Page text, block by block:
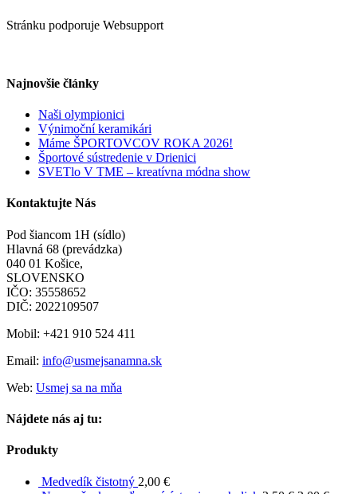
Stránku podporuje Websupport
Najnovšie články
Naši olympionici
Výnimoční keramikári
Máme ŠPORTOVCOV ROKA 2026!
Športové sústredenie v Drienici
SVETlo V TME – kreatívna módna show
Kontaktujte Nás
Pod šiancom 1H (sídlo)
Hlavná 68 (prevádzka)
040 01 Košice,
SLOVENSKO
IČO: 35558652
DIČ: 2022109507
Mobil: +421 910 524 411
Email: info@usmejsanamna.sk
Web: Usmej sa na mňa
Nájdete nás aj tu:
Produkty
Medvedík čistotný 2,00 €